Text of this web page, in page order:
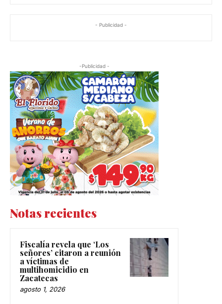
- Publicidad -
-Publicidad -
Notas recientes
Fiscalía revela que ‘Los
señores’ citaron a reunión
a víctimas de
multihomicidio en
Zacatecas
agosto 1, 2026